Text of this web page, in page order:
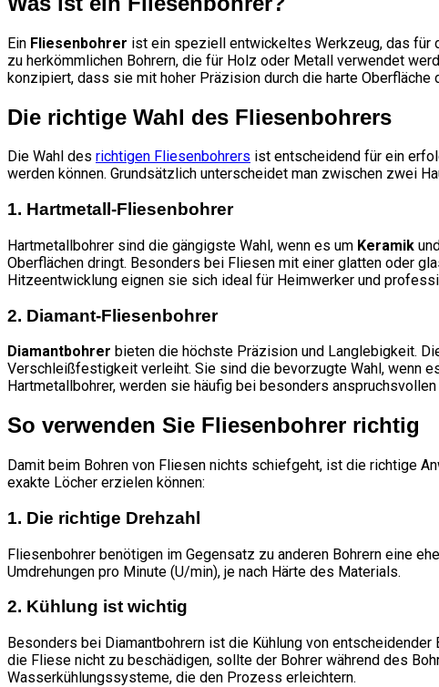
Ein Fliesenbohrer ist ein speziell entwickeltes Werkzeug, das für
zu herkömmlichen Bohrern, die für Holz oder Metall verwendet
konzipiert, dass sie mit hoher Präzision durch die harte
Die richtige Wahl des Fliesenbohrers
Die Wahl des richtigen Fliesenbohrers ist entscheidend für ein
werden können. Grundsätzlich unterscheidet man zwischen zwei
1. Hartmetall-Fliesenbohrer
Hartmetallbohrer sind die gängigste Wahl, wenn es um Keramik
Oberflächen dringt. Besonders bei Fliesen mit einer glatten oder
Hitzeentwicklung eignen sie sich ideal für Heimwerker und
2. Diamant-Fliesenbohrer
Diamantbohrer bieten die höchste Präzision und Langlebigkeit.
Verschleißfestigkeit verleiht. Sie sind die bevorzugte Wahl, wenn
Hartmetallbohrer, werden sie häufig bei besonders
So verwenden Sie Fliesenbohrer richtig
Damit beim Bohren von Fliesen nichts schiefgeht, ist die richtige
exakte Löcher erzielen können:
1. Die richtige Drehzahl
Fliesenbohrer benötigen im Gegensatz zu anderen Bohrern eine
Umdrehungen pro Minute (U/min), je nach Härte des Materials.
2. Kühlung ist wichtig
Besonders bei Diamantbohrern ist die Kühlung von
die Fliese nicht zu beschädigen, sollte der Bohrer während des
Wasserkühlungssysteme, die den Prozess erleichtern.